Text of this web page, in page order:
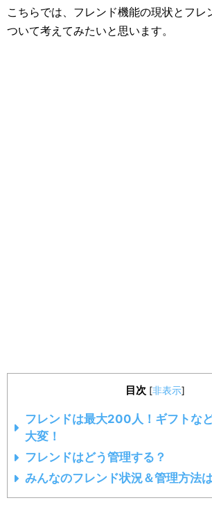
こちらでは、フレンド機能の現状とフレ
ついて考えてみたいと思います。
目次 [非表示]
フレンドは最大200人！ギフトな
大変！
フレンドはどう管理する？
みんなのフレンド状況＆管理方法